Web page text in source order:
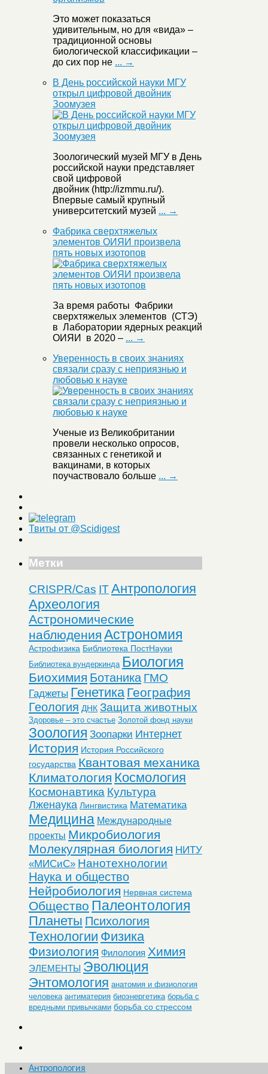
Это может показаться
удивительным, но для «вида» –
традиционной основы
биологической классификации –
до сих пор не ... →
В День российской науки МГУ
открыл цифровой двойник
Зоомузея
Зоологический музей МГУ в День
российской науки представляет
свой цифровой
двойник (http://izmmu.ru/).
Впервые самый крупный
университетский музей ... →
Фабрика сверхтяжелых
элементов ОИЯИ произвела
пять новых изотопов
За время работы Фабрики
сверхтяжелых элементов (СТЭ)
в Лаборатории ядерных реакций
ОИЯИ в 2020 – ... →
Уверенность в своих знаниях
связали сразу с неприязнью и
любовью к науке
Ученые из Великобритании
провели несколько опросов,
связанных с генетикой и
вакцинами, в которых
поучаствовало больше ... →
Твиты от @Scidigest
Метки
CRISPR/Cas ITАнтропология
Археология
Астрономические
наблюдения Астрономия
Астрофизика Библиотека ПостНауки
Библиотека вундеркинда Биология
Биохимия Ботаника ГМО
Гаджеты Генетика География
Геология ДНК Защита животных
Здоровье – это счастье Золотой фонд науки
Зоология Зоопарки Интернет
История История Российского
государства Квантовая механика
Климатология Космология
Космонавтика Культура
Лженаука Лингвистика Математика
Медицина Международные
проекты Микробиология
Молекулярная биология НИТУ
«МИСиС» Нанотехнологии
Наука и общество
Нейробиология Нервная система
Общество Палеонтология
Планеты Психология
Технологии Физика
Физиология Филология Химия
ЭЛЕМЕНТЫ Эволюция
Энтомология анатомия и физиология
человека антиматерия биоэнергетика борьба с
вредными привычками борьба со стрессом
Антропология